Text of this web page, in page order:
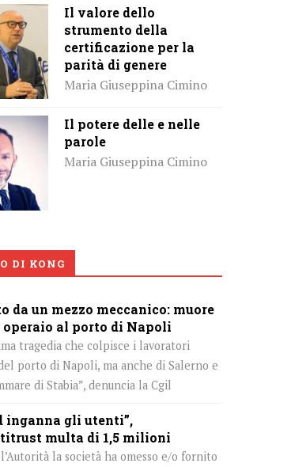
Il valore dello
strumento della
certificazione per la
parità di genere
Maria Giuseppina Cimino
Il potere delle e nelle
parole
Maria Giuseppina Cimino
DI KONG
da un mezzo meccanico: muore
operaio al porto di Napoli
tragedia che colpisce i lavoratori
porto di Napoli, ma anche di Salerno e
di Stabia”, denuncia la Cgil
inganna gli utenti”,
multa di 1,5 milioni
la società ha omesso e/o fornito